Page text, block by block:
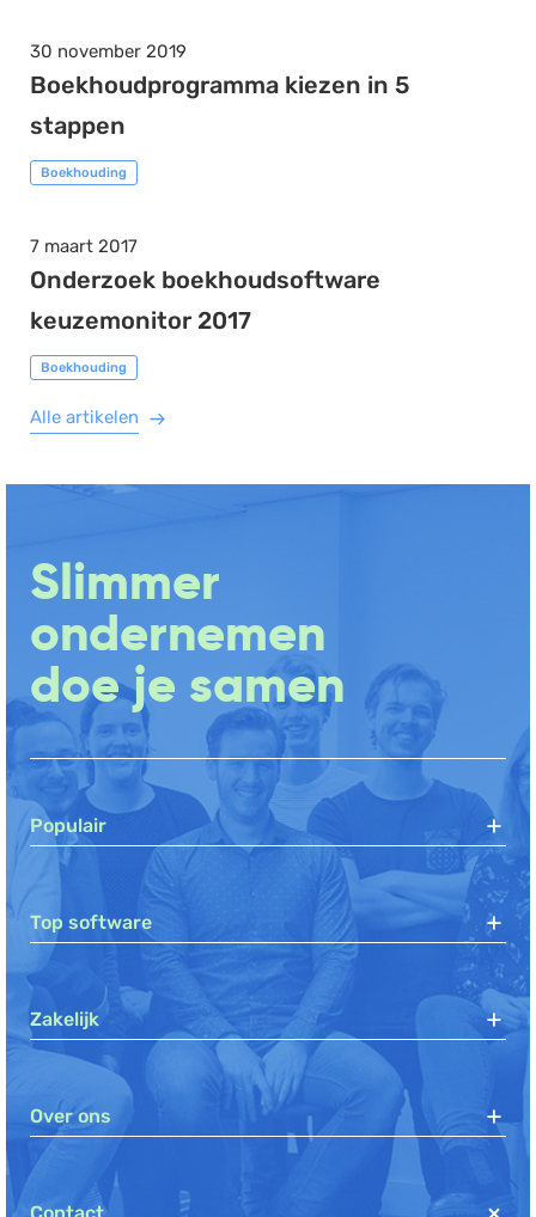
30 november 2019
Boekhoudprogramma kiezen in 5
stappen
Boekhouding
7 maart 2017
Onderzoek boekhoudsoftware
keuzemonitor 2017
Boekhouding
Alle artikelen
Slimmer
ondernemen
doe je samen
Populair
Top software
Zakelijk
Over ons